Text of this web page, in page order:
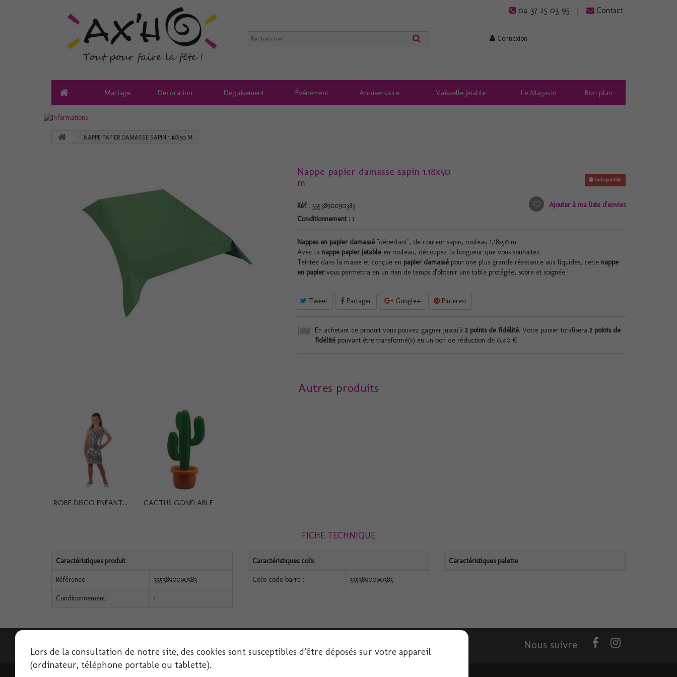
04 37 25 03 95 Contact
Connexion
Mariage Décoration Déguisement Événement Anniversaire Vaisselle Jetable Le Magasin Bon plan
NAPPE PAPIER DAMASSE SAPIN 1.18X50 M
Nappe papier damasse sapin 1.18x50
m
Réf : 3353890090383
Conditionnement : 1
Indisponible
Ajouter à ma liste d'envies
Nappes en papier damassé"déperlant", de couleur sapin, rouleau 1,18x50 m.
Avec la nappe papier jetableen rouleau, découpez la longueur que vous souhaitez.
Teintée dans la masse et conçue en papier damassépour une plus grande résistance aux liquides, cette nappe
en papiervous permettra en un rien de temps d'obtenir une table protégée, sobre et soignée !
Tweet Partager Google+ Pinterest
En achetant ce produit vous pouvez gagner jusqu'à 2points de fidélité. Votre panier totalisera 2points de
fidélitépouvant être transformé(s) en un bon de réduction de 0,40 €.
Autres produits
ROBE DISCO ENFANT... CACTUS GONFLABLE
FICHE TECHNIQUE
Caractéristiques produit
Référence : 3353890090383
Conditionnement : 1
Caractéristiques colis
Colis code barre : 3353890090383
Caractéristiques palette
Nous suivre
Lors de la consultation de notre site, des cookies sont susceptibles d’être déposés sur votre appareil
(ordinateur, téléphone portable ou tablette).